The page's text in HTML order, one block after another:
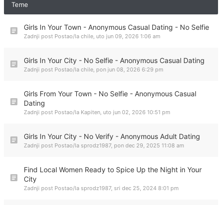
Teme
Girls In Your Town - Anonymous Casual Dating - No Selfie
Zadnji post Postao/la chile, uto jun 09, 2026 1:06 am
Girls In Your City - No Selfie - Anonymous Casual Dating
Zadnji post Postao/la chile, pon jun 08, 2026 6:29 pm
Girls From Your Town - No Selfie - Anonymous Casual
Dating
Zadnji post Postao/la Kapiten, uto jun 02, 2026 10:51 pm
Girls In Your City - No Verify - Anonymous Adult Dating
Zadnji post Postao/la sprodz1987, pon dec 29, 2025 11:08 am
Find Local Women Ready to Spice Up the Night in Your
City
Zadnji post Postao/la sprodz1987, sri dec 25, 2024 8:01 pm